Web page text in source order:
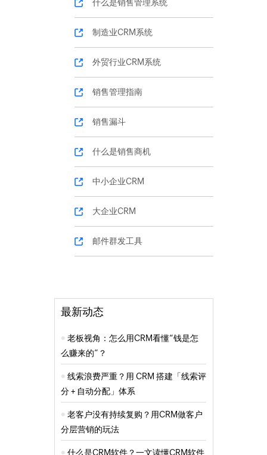
什么是销售管理系统
制造业CRM系统
外贸行业CRM系统
销售管理指南
销售漏斗
什么是销售商机
中小企业CRM
大企业CRM
邮件群发工具
最新动态
老板视角：怎么用CRM看懂“钱是怎
么赚来的”？
线索浪费严重？用 CRM 搭建「线索评
分 + 自动分配」体系
老客户没有持续复购？用CRM做客户
分层营销的玩法
什么是CRM软件？一文读懂CRM软件